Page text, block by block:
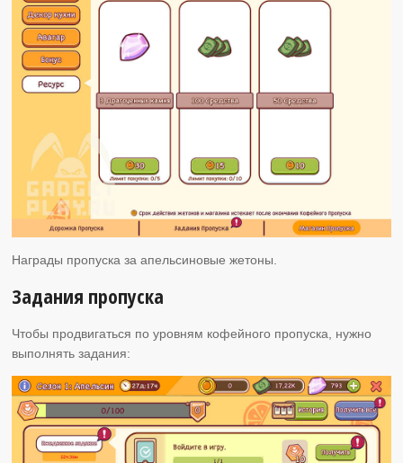
Награды пропуска за апельсиновые жетоны.
Задания пропуска
Чтобы продвигаться по уровням кофейного пропуска, нужно
выполнять задания: